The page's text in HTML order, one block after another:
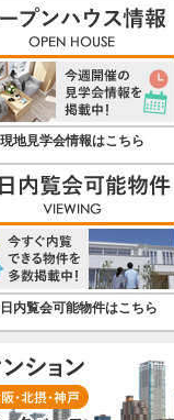
現地見学会情報はこちら
内覧会可能物件はこちら